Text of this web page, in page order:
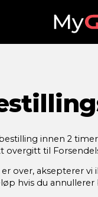
innen 2
overgitt til
over, aksepterer
hvis du